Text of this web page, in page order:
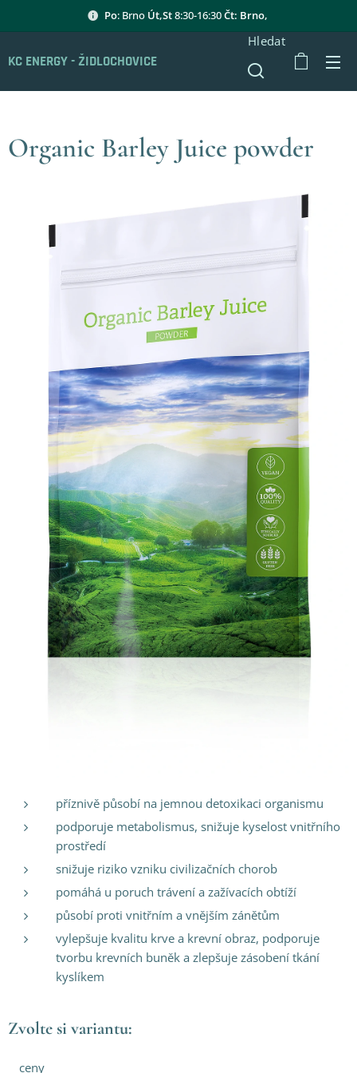
Po: Brno Út,St8:30-16:30Čt: Brno,
KC ENERGY - ŽIDLOCHOVICE
Hledat
Organic Barley Juice powder
příznivě působí na jemnou detoxikaci organismu
podporuje metabolismus, snižuje kyselost vnitřního
prostředí
snižuje riziko vzniku civilizačních chorob
pomáhá u poruch trávení a zažívacích obtíží
působí proti vnitřním a vnějším zánětům
vylepšuje kvalitu krve a krevní obraz, podporuje
tvorbu krevních buněk a zlepšuje zásobení tkání
kyslíkem
Zvolte si variantu:
ceny